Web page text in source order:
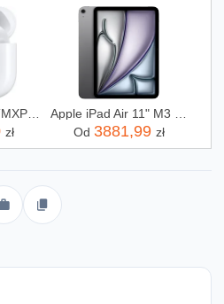
Apple AirPods 4 (MXP63ZM/A)
zł
Apple iPad Air 11" M3 128GB Wi-Fi Gwiezdna Szarość (MC9W4HCA)
Od 3881,99 zł